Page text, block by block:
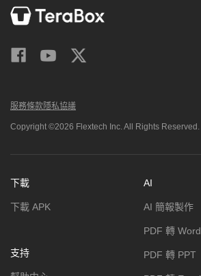
服務條款隱私協議
Copyright ©2026 Flextech Inc. All Rights Reserved.
下載
下載 APK
支持
AI
AI 簡報製作
PDF 轉 Word
PDF 轉 PPT